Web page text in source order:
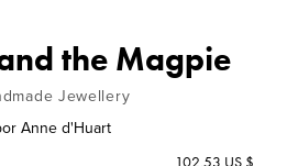
the Magpie
Jewellery
Anne d'Huart
102.53 US $